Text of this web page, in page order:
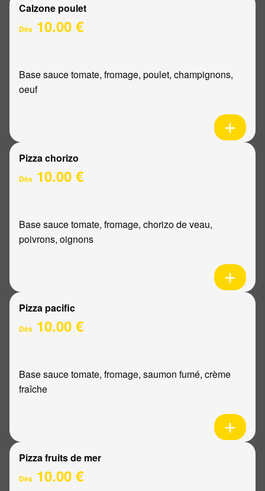
Calzone poulet
Dès 10.00 €
Base sauce tomate, fromage, poulet, champignons,
oeuf
Pizza chorizo
Dès 10.00 €
Base sauce tomate, fromage, chorizo de veau,
poivrons, oignons
Pizza pacific
Dès 10.00 €
Base sauce tomate, fromage, saumon fumé, crème
fraîche
Pizza fruits de mer
Dès 10.00 €